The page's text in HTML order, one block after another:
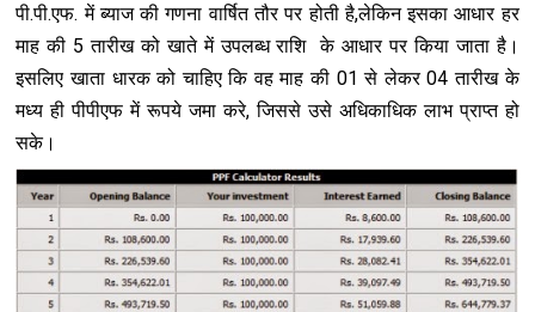
पी.पी.एफ. में ब्‍याज की गणना वार्षित तौर पर होती है,लेकिन इसका आधार हर
माह की 5 तारीख को खाते में उपलब्‍ध राशि के आधार पर किया जाता है।
इसलिए खाता धारक को चाहिए कि वह माह की 01 से लेकर 04 तारीख के
मध्‍य ही पीपीएफ में रूपये जमा करे, जिससे उसे अधिकाधिक लाभ प्राप्‍त हो
सके।